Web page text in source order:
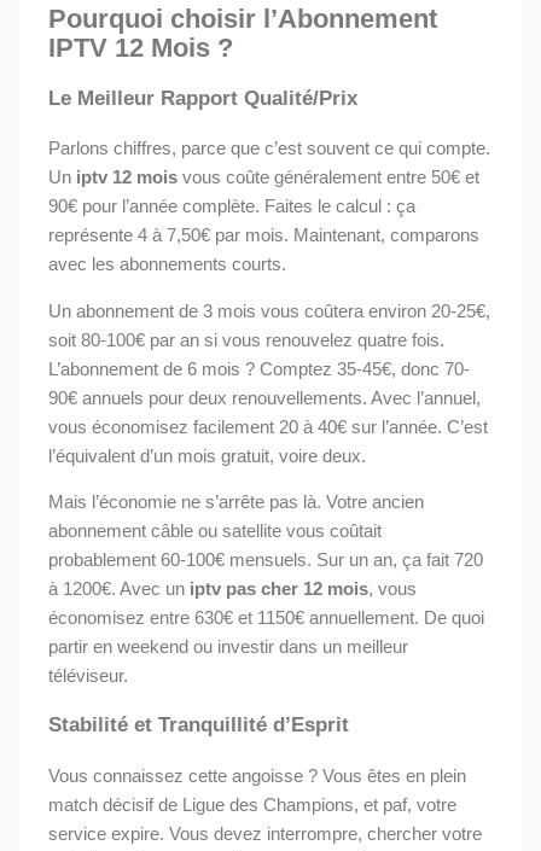
Pourquoi choisir l’Abonnement
IPTV 12 Mois ?
Le Meilleur Rapport Qualité/Prix
Parlons chiffres, parce que c’est souvent ce qui compte.
Un iptv 12 mois vous coûte généralement entre 50€ et
90€ pour l’année complète. Faites le calcul : ça
représente 4 à 7,50€ par mois. Maintenant, comparons
avec les abonnements courts.
Un abonnement de 3 mois vous coûtera environ 20-25€,
soit 80-100€ par an si vous renouvelez quatre fois.
L’abonnement de 6 mois ? Comptez 35-45€, donc 70-
90€ annuels pour deux renouvellements. Avec l’annuel,
vous économisez facilement 20 à 40€ sur l’année. C’est
l’équivalent d’un mois gratuit, voire deux.
Mais l’économie ne s’arrête pas là. Votre ancien
abonnement câble ou satellite vous coûtait
probablement 60-100€ mensuels. Sur un an, ça fait 720
à 1200€. Avec un iptv pas cher 12 mois, vous
économisez entre 630€ et 1150€ annuellement. De quoi
partir en weekend ou investir dans un meilleur
téléviseur.
Stabilité et Tranquillité d’Esprit
Vous connaissez cette angoisse ? Vous êtes en plein
match décisif de Ligue des Champions, et paf, votre
service expire. Vous devez interrompre, chercher votre